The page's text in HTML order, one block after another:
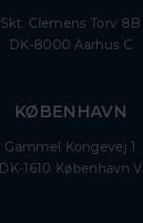
Skt. Clemens Torv 8B
DK-8000 Aarhus C
KØBENHAVN
Gammel Kongevej 1
DK-1610 København V